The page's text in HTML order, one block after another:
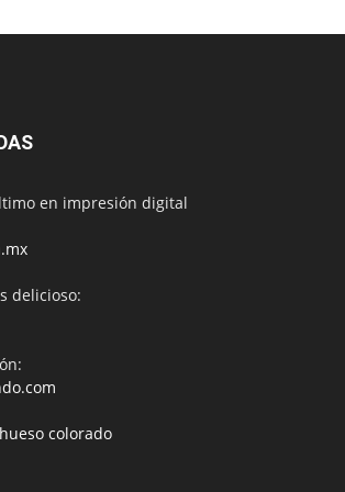
en impresión digital
delicioso:
colorado